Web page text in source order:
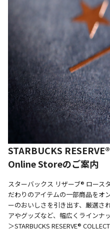
STARBUCKS
Online Storeのご案内
スターバックス リザーブ® ロース
だわりのアイテムの一部商品をオ
ーのおいしさを引き出す、厳選さ
アやグッズなど、幅広くラインナ
＞STARBUCKS RESERVE®